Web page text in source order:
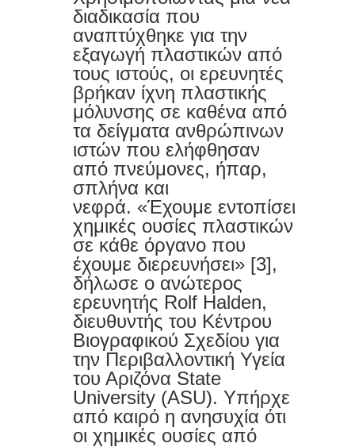
κόλπο με το πιάτο σας και « δύναμη
χωρίς να πατήσετε σε γυμναστήριο
διαδικασία που
αναπτύχθηκε για την
εξαγωγή πλαστικών από
τους ιστούς, οι ερευνητές
βρήκαν ίχνη πλαστικής
μόλυνσης σε καθένα από
τα δείγματα ανθρώπινων
ιστών που ελήφθησαν
από πνεύμονες, ήπαρ,
σπλήνα και
νεφρά. «Έχουμε εντοπίσει
χημικές ουσίες πλαστικών
σε κάθε όργανο που
έχουμε διερευνήσει» [3],
δήλωσε ο ανώτερος
ερευνητής Rolf Halden,
διευθυντής του Κέντρου
Βιογραφικού Σχεδίου για
την Περιβαλλοντική Υγεία
του Αριζόνα State
University (ASU). Υπήρχε
από καιρό η ανησυχία ότι
οι χημικές ουσίες από